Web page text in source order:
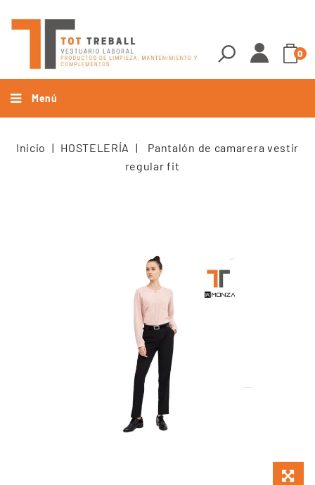
0
Menú
Inicio HOSTELERÍA
Pantalón de camarera vestir
regular fit